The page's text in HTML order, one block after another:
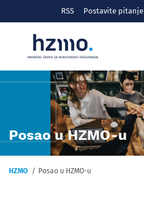
RSS Postavite pitanje
Posao u HZMO-u
HZMO Posao u HZMO-u